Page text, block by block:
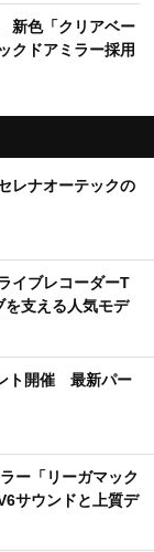
新色「クリアベー
クドアミラー採用
レナオーテックの
イブレコーダーT
支える人気モデ
ト開催 最新パー
ー「リーガマック
サウンドと上質デ